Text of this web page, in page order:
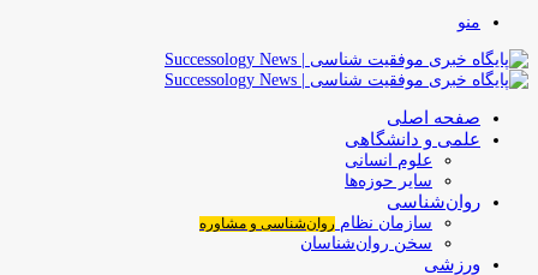
منو
صفحه اصلی
علمی و دانشگاهی
علوم انسانی
سایر حوزه‌ها
روان‌شناسی
سازمان نظام روان‌شناسی و مشاوره
سخن روان‌شناسان
ورزشی